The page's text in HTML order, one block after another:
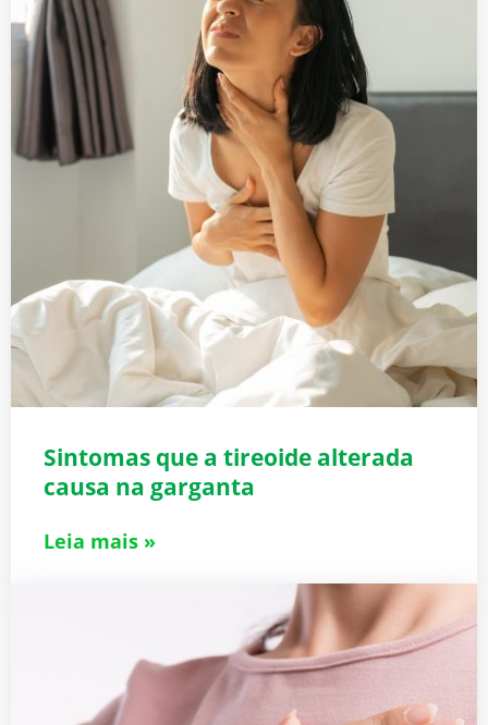
Sintomas que a tireoide alterada
causa na garganta
Leia mais »